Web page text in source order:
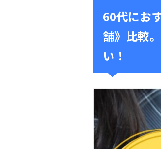
60代にお
舗》比較
い！